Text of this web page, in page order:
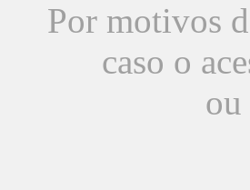
Por motivos
caso o